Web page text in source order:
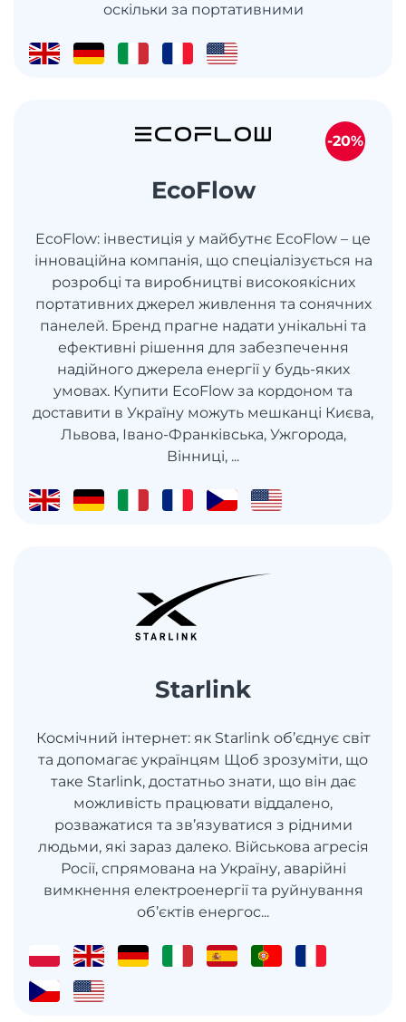
оскільки за портативними
EcoFlow
EcoFlow: інвестиція у майбутнє EcoFlow – це
інноваційна компанія, що спеціалізується на
розробці та виробництві високоякісних
портативних джерел живлення та сонячних
панелей. Бренд прагне надати унікальні та
ефективні рішення для забезпечення
надійного джерела енергії у будь-яких
умовах. Купити EcoFlow за кордоном та
доставити в Україну можуть мешканці Києва,
Львова, Івано-Франківська, Ужгорода,
Вінниці, ...
-20%
Starlink
Космічний інтернет: як Starlink об’єднує світ
та допомагає українцям Щоб зрозуміти, що
таке Starlink, достатньо знати, що він дає
можливість працювати віддалено,
розважатися та зв’язуватися з рідними
людьми, які зараз далеко. Військова агресія
Росії, спрямована на Україну, аварійні
вимкнення електроенергії та руйнування
об’єктів енергос...